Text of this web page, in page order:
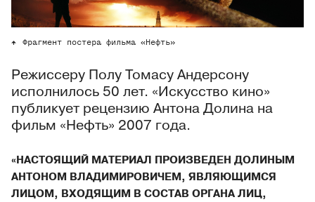
Фрагмент постера фильма «Нефть»
Режиссеру Полу Томасу Андерсону
исполнилось 50 лет. «Искусство кино»
публикует рецензию Антона Долина на
фильм «Нефть» 2007 года.
«НАСТОЯЩИЙ МАТЕРИАЛ ПРОИЗВЕДЕН ДОЛИНЫМ
АНТОНОМ ВЛАДИМИРОВИЧЕМ, ЯВЛЯЮЩИМСЯ
ЛИЦОМ, ВХОДЯЩИМ В СОСТАВ ОРГАНА ЛИЦ,